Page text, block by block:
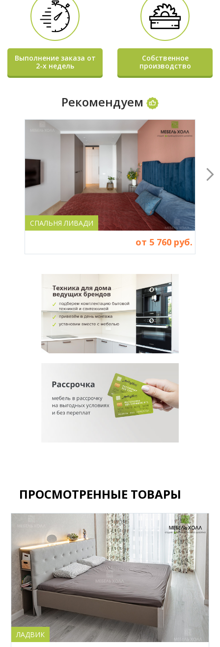
Выполнение заказа от
2-х недель
Собственное
производство
Рекомендуем
СПАЛЬНЯ ЛИВАДИ
от 5 760 руб.
ПРОСМОТРЕННЫЕ ТОВАРЫ
ЛАДВИК